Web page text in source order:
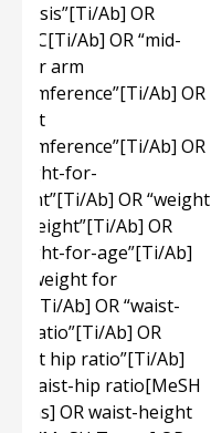
Ab] OR
Ab] OR “mid-
arm
Ab] OR
Ab] OR
for-
Ab] OR “weight
height”[Ti/Ab] OR
for-age”[Ti/Ab]
“weight for
Ab] OR “waist-
ratio”[Ti/Ab] OR
hip ratio”[Ti/Ab]
waist-hip ratio[MeSH
OR waist-height